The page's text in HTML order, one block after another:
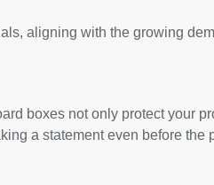
aligning with the growing
boxes not only protect your
a statement even before the